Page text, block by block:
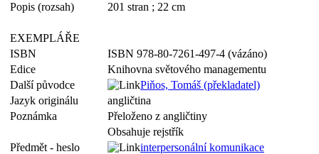
Popis (rozsah)
201 stran ; 22 cm
EXEMPLÁŘE
ISBN
ISBN 978-80-7261-497-4 (vázáno)
Edice
Knihovna světového managementu
Další původce
Piňos, Tomáš (překladatel)
Jazyk originálu
angličtina
Poznámka
Přeloženo z angličtiny
Obsahuje rejstřík
Předmět - heslo
interpersonální komunikace